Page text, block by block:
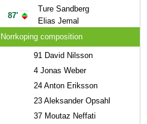
87'
Ture Sandberg
Elias Jemal
composition
91 David Nilsson
4 Jonas Weber
24 Anton Eriksson
23 Aleksander Opsahl
37 Moutaz Neffati